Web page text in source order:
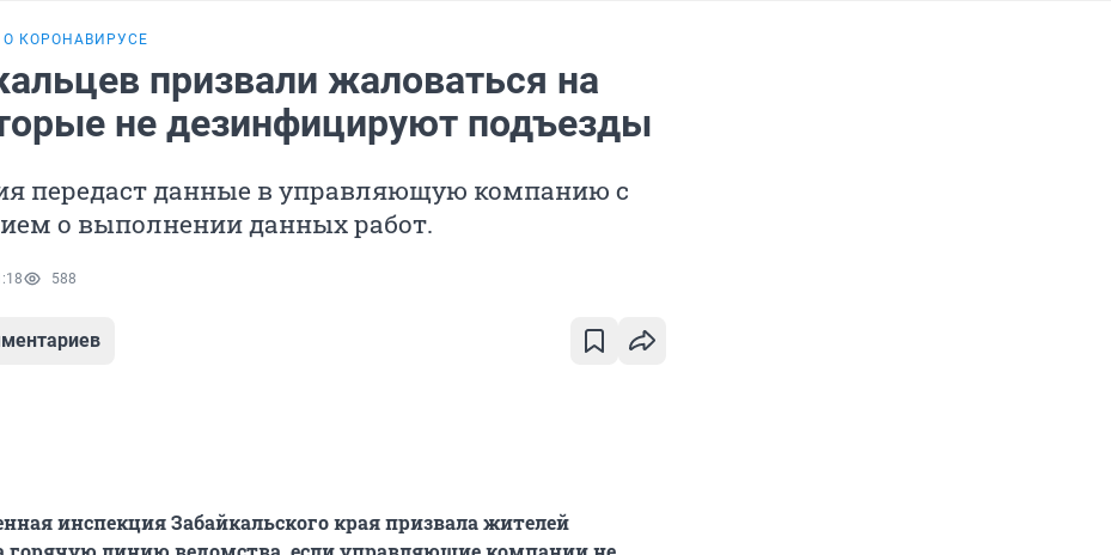
О КОРОНАВИРУСЕ
призвали жаловаться на
не дезинфицируют подъезды
передаст данные в управляющую компанию с
о выполнении данных работ.
588
инспекция Забайкальского края призвала жителей